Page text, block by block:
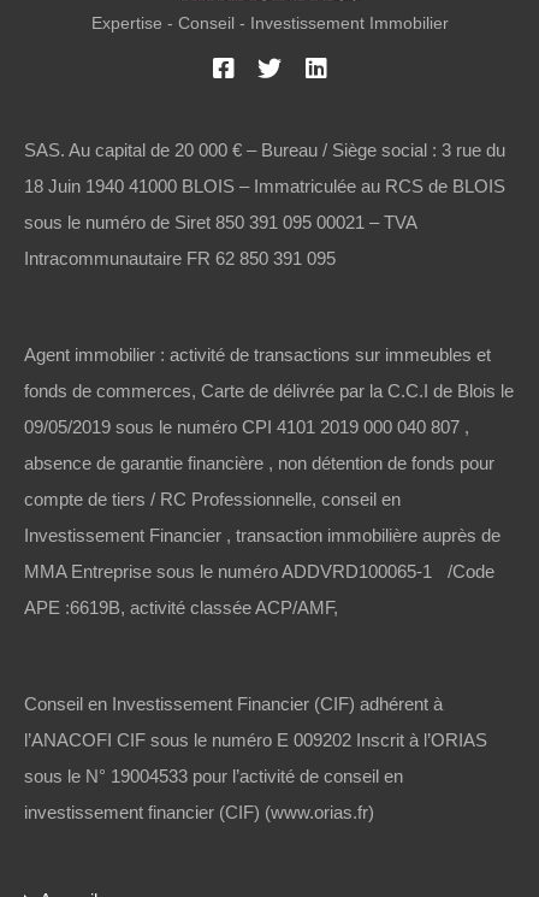
Expertise - Conseil - Investissement Immobilier
SAS. Au capital de 20 000 € – Bureau / Siège social : 3 rue du
18 Juin 1940 41000 BLOIS – Immatriculée au RCS de BLOIS
sous le numéro de Siret 850 391 095 00021 – TVA
Intracommunautaire FR 62 850 391 095
Agent immobilier : activité de transactions sur immeubles et
fonds de commerces, Carte de délivrée par la C.C.I de Blois le
09/05/2019 sous le numéro CPI 4101 2019 000 040 807 ,
absence de garantie financière , non détention de fonds pour
compte de tiers / RC Professionnelle, conseil en
Investissement Financier , transaction immobilière auprès de
MMA Entreprise sous le numéro ADDVRD100065-1 /Code
APE :6619B, activité classée ACP/AMF,
Conseil en Investissement Financier (CIF) adhérent à
l’ANACOFI CIF sous le numéro E 009202 Inscrit à l’ORIAS
sous le N° 19004533 pour l’activité de conseil en
investissement financier (CIF) (www.orias.fr)